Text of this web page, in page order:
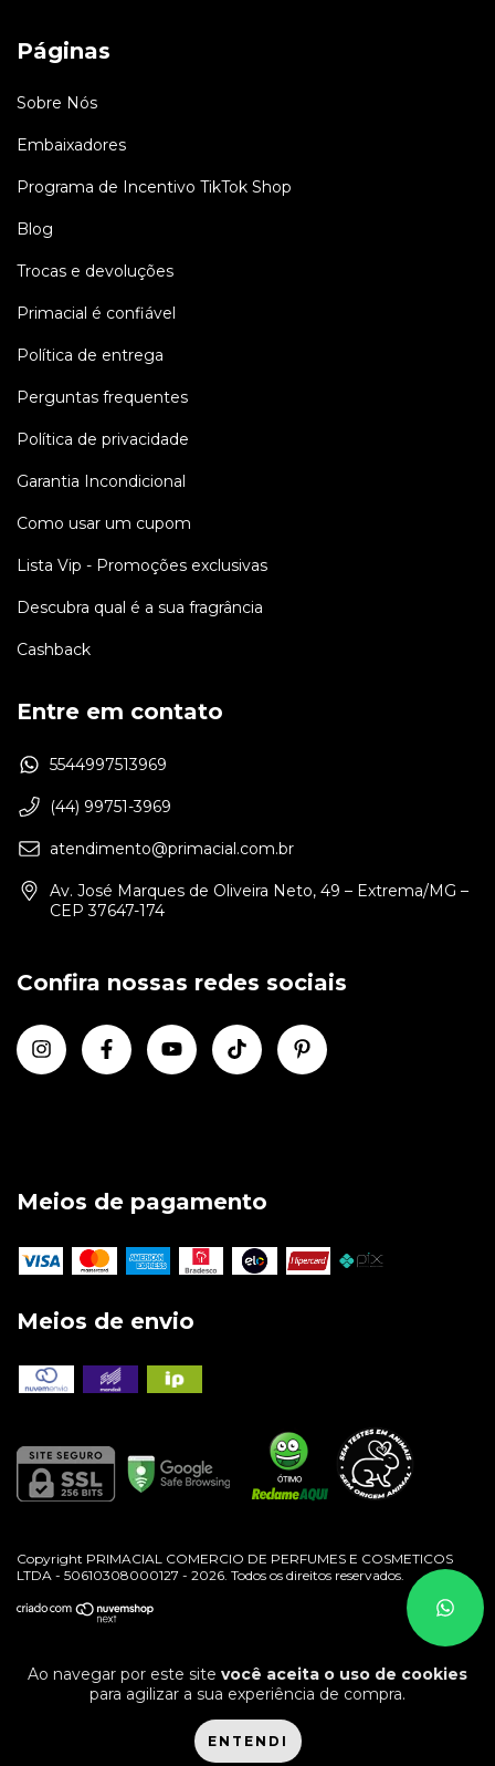
Ao navegar por este site você aceita o uso de cookies
para agilizar a sua experiência de compra.
ENTENDI
Páginas
Sobre Nós
Embaixadores
Programa de Incentivo TikTok Shop
Blog
Trocas e devoluções
Primacial é confiável
Política de entrega
Perguntas frequentes
Política de privacidade
Garantia Incondicional
Como usar um cupom
Lista Vip - Promoções exclusivas
Descubra qual é a sua fragrância
Cashback
Entre em contato
5544997513969
(44) 99751-3969
atendimento@primacial.com.br
Av. José Marques de Oliveira Neto, 49 – Extrema/MG –
CEP 37647-174
Confira nossas redes sociais
Meios de pagamento
Meios de envio
Copyright PRIMACIAL COMERCIO DE PERFUMES E COSMETICOS
LTDA - 50610308000127 - 2026. Todos os direitos reservados.